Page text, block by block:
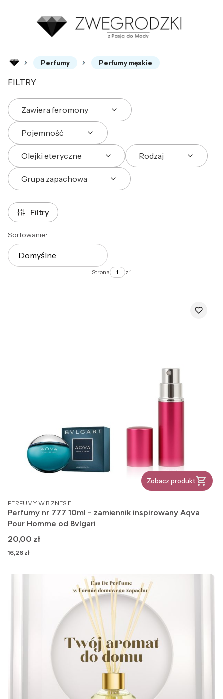
Perfumy Perfumy męskie
FILTRY
Zawiera feromony
Pojemność
Olejki eteryczne Rodzaj
Grupa zapachowa
Koniec filtrów
Filtry
Lista produktów
Sortowanie:
Domyślne
Strona z 1
Zobacz produkt
PRODUCENT
PERFUMY W BIZNESIE
Perfumy nr 777 10ml - zamiennik inspirowany Aqva
Pour Homme od Bvlgari
Cena
20,00 zł
Cena
16,26 zł